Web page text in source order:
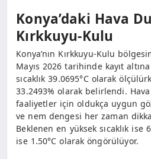
Konya’daki Hava
Kırkkuyu-Kulu
Konya’nın Kırkkuyu-Kulu
Mayıs 2026 tarihinde kayıt
sıcaklık 39.0695°C olarak
33.2493% olarak belirlendi.
faaliyetler için oldukça uygun
ve nem dengesi her zaman
Beklenen en yüksek sıcaklık ise
ise 1.50°C olarak öngörülüyor.